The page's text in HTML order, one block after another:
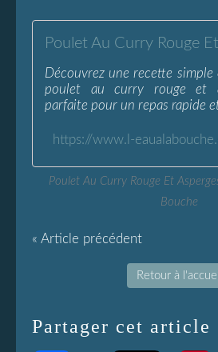
Découvrez une recette simple
poulet au curry rouge et
parfaite pour un repas rapide
Poulet Au Curry Rouge Et
Bouche
« Article précédent
Retour à l'accueil
Partager cet article